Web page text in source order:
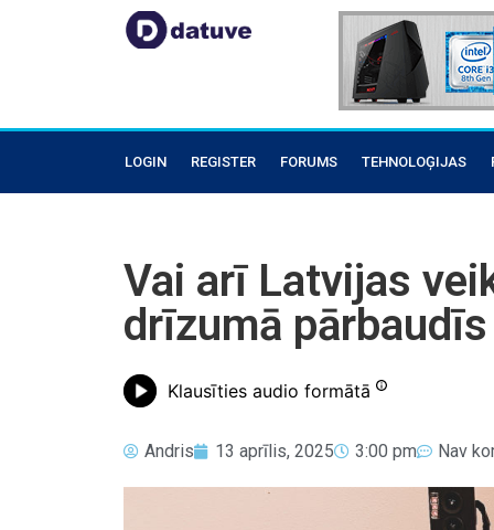
LOGIN REGISTER FORUMS TEHNOLOĢIJAS
Vai arī Latvijas
drīzumā
Klausīties audio formātā
Andris 13 aprīlis, 2025 3:00 pm Nav